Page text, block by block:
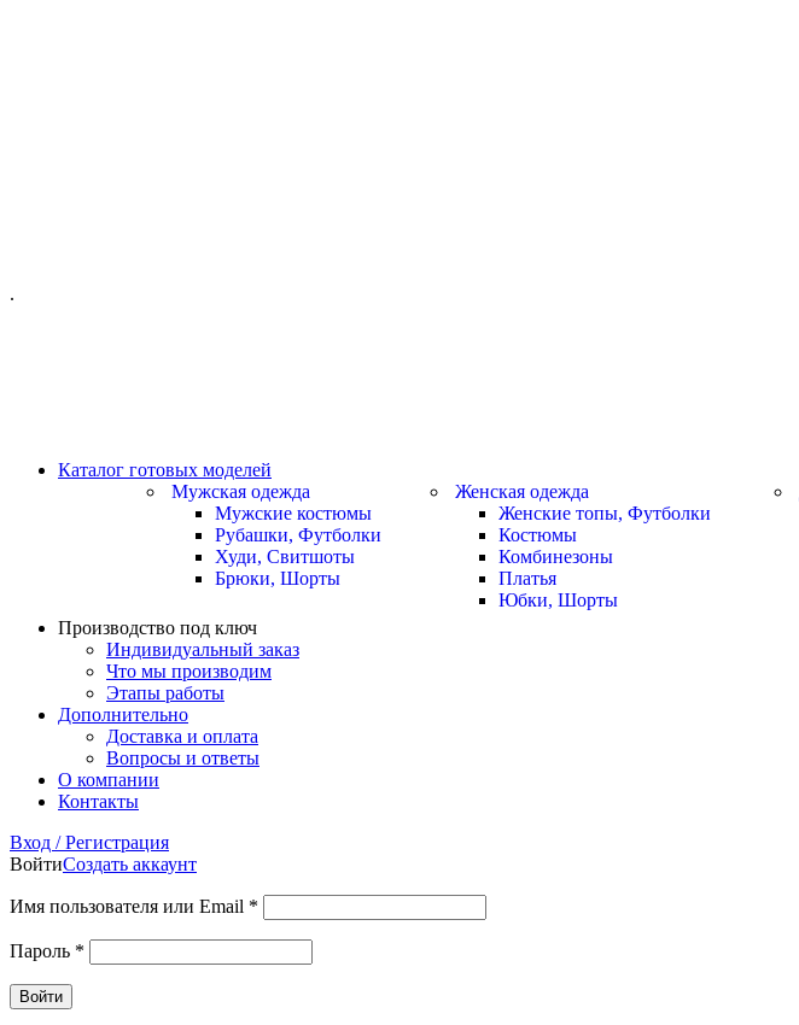
.
Каталог готовых моделей
Мужская одежда
Мужские костюмы
Рубашки, Футболки
Худи, Свитшоты
Брюки, Шорты
Женская одежда
Женские топы, Футболки
Костюмы
Комбинезоны
Платья
Юбки, Шорты
Производство под ключ
Индивидуальный заказ
Что мы производим
Этапы работы
Дополнительно
Доставка и оплата
Вопросы и ответы
О компании
Контакты
Вход / Регистрация
ВойтиСоздать аккаунт
Имя пользователя или Email *
Пароль *
Войти